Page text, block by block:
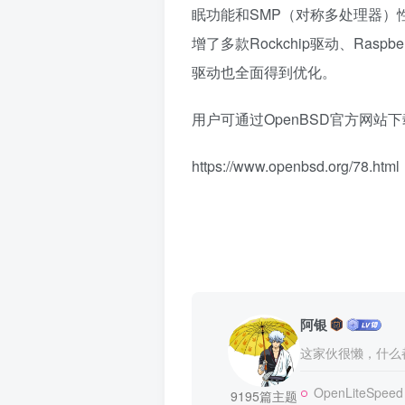
眠功能和SMP（对称多处理器
增了多款Rockchip驱动、
驱动也全面得到优化。
用户可通过OpenBSD官方网站
https://www.openbsd.org/78.html
9195篇主题
阿银
这家伙很懒，什